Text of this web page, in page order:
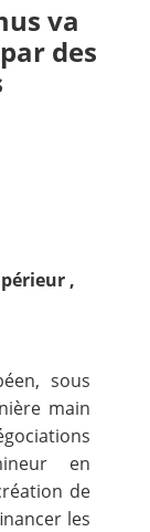
va
des
,
sous
main
en
de
les